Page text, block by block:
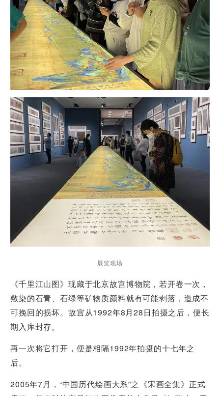
展览现场
《千里江山图》现藏于北京故宫博物院，若开卷一次，
敷染的石青、石绿等矿物质颜料就有可能剥落，造成不
可挽回的损坏。故宫从1992年8月28日拍摄之后，便长
期入库封存。
再一次将它打开，便是相隔1992年拍摄的十七年之
后。
2005年7月，“中国历代绘画大系”之《宋画全集》正式